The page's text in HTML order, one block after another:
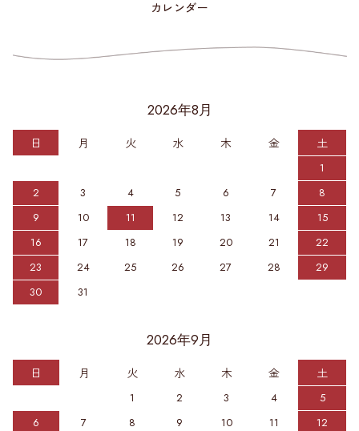
カレンダー
2026年8月
日 月 火 水 木 金 土
1
2
3 4 5 6 7
8
9
10 11 12 13 14
15
16
17 18 19 20 21
22
23
24 25 26 27 28
29
30
31
2026年9月
日 月 火 水 木 金 土
1 2 3 4
5
6
7 8 9 10 11
12